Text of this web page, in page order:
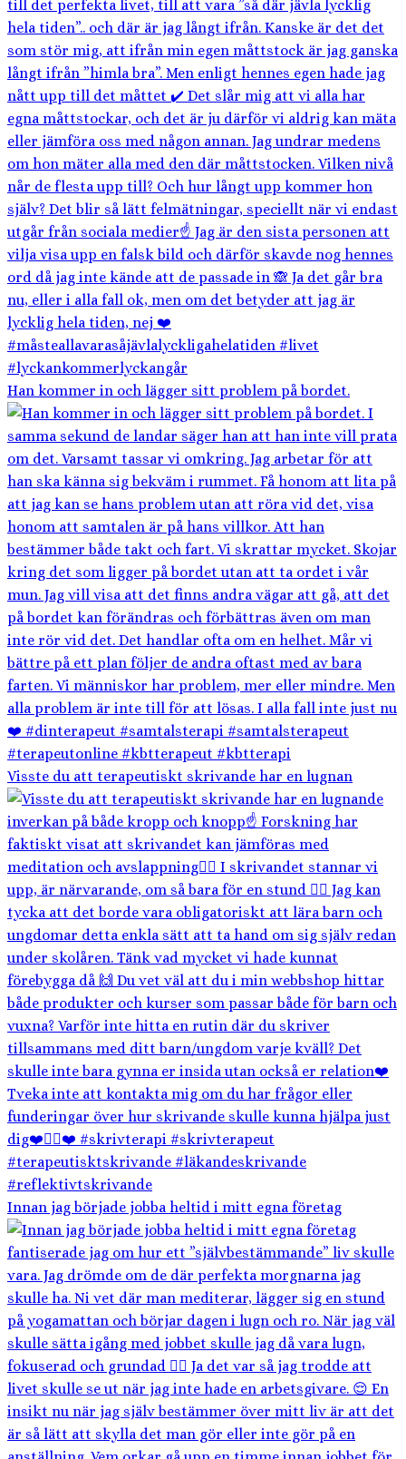
Han kommer in och lägger sitt problem på bordet.
Visste du att terapeutiskt skrivande har en lugnan
Innan jag började jobba heltid i mitt egna företag